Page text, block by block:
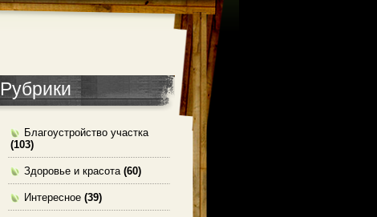
Рубрики
Благоустройство участка
(103)
Здоровье и красота(60)
Интересное (39)